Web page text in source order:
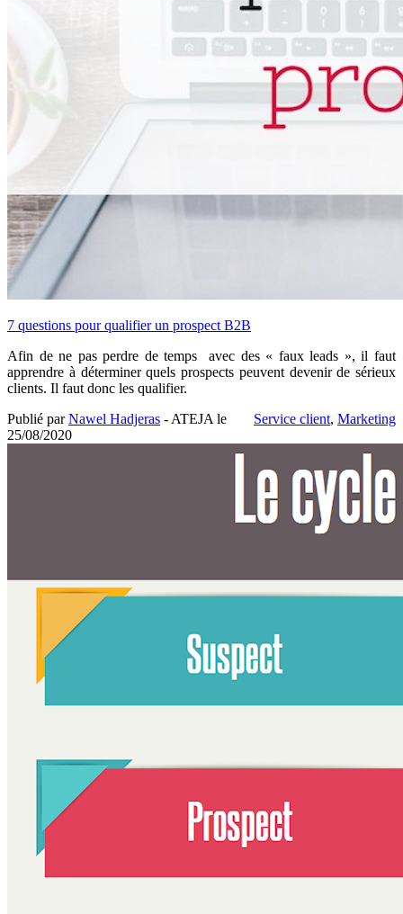
7 questions pour qualifier un prospect B2B
Afin de ne pas perdre de temps avec des « faux leads », il faut
apprendre à déterminer quels prospects peuvent devenir de sérieux
clients. Il faut donc les qualifier.
Service client, Marketing
Publié parNawel Hadjeras - ATEJA le
25/08/2020